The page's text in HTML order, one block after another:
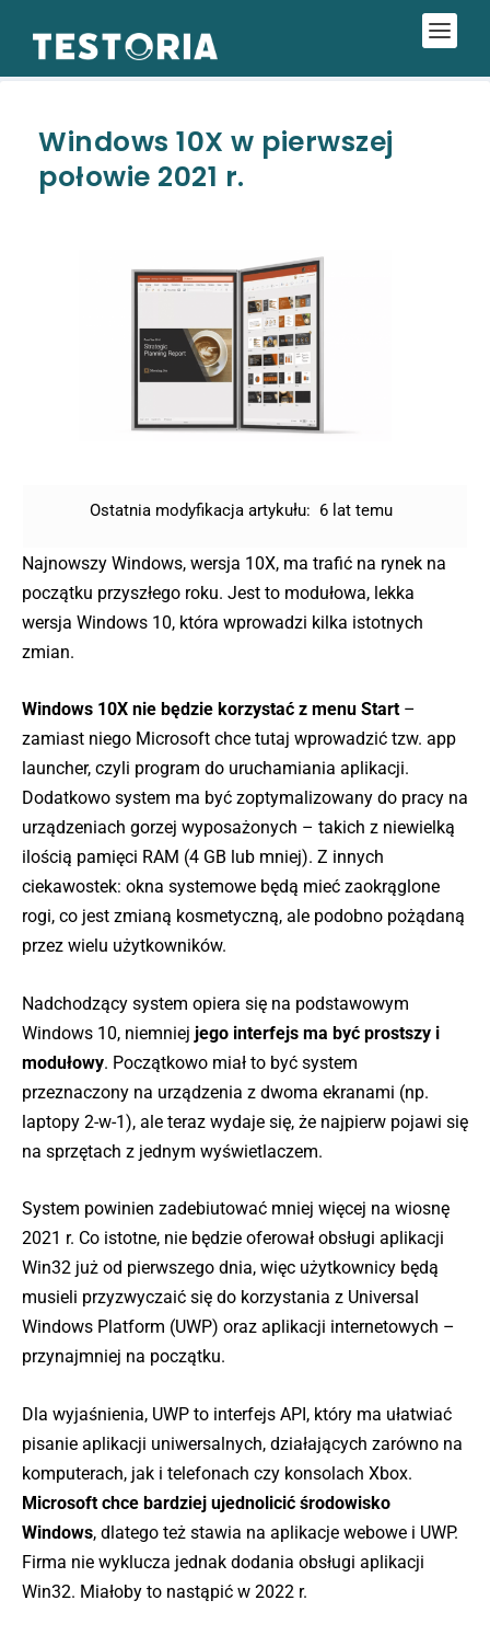
Windows 10X w pierwszej
połowie 2021 r.
Ostatnia modyfikacja artykułu: 6 lat temu
Najnowszy Windows, wersja 10X, ma trafić na rynek na
początku przyszłego roku. Jest to modułowa, lekka
wersja Windows 10, która wprowadzi kilka istotnych
zmian.
Windows 10X nie będzie korzystać z menu Start–
zamiast niego Microsoft chce tutaj wprowadzić tzw. app
launcher, czyli program do uruchamiania aplikacji.
Dodatkowo system ma być zoptymalizowany do pracy na
urządzeniach gorzej wyposażonych – takich z niewielką
ilością pamięci RAM (4 GB lub mniej). Z innych
ciekawostek: okna systemowe będą mieć zaokrąglone
rogi, co jest zmianą kosmetyczną, ale podobno pożądaną
przez wielu użytkowników.
Nadchodzący system opiera się na podstawowym
Windows 10, niemniej jego interfejs ma być prostszy i
modułowy. Początkowo miał to być system
przeznaczony na urządzenia z dwoma ekranami (np.
laptopy 2-w-1), ale teraz wydaje się, że najpierw pojawi się
na sprzętach z jednym wyświetlaczem.
System powinien zadebiutować mniej więcej na wiosnę
2021 r. Co istotne, nie będzie oferował obsługi aplikacji
Win32 już od pierwszego dnia, więc użytkownicy będą
musieli przyzwyczaić się do korzystania z Universal
Windows Platform (UWP) oraz aplikacji internetowych –
przynajmniej na początku.
Dla wyjaśnienia, UWP to interfejs API, który ma ułatwiać
pisanie aplikacji uniwersalnych, działających zarówno na
komputerach, jak i telefonach czy konsolach Xbox.
Microsoft chce bardziej ujednolicić środowisko
Windows, dlatego też stawia na aplikacje webowe i UWP.
Firma nie wyklucza jednak dodania obsługi aplikacji
Win32. Miałoby to nastąpić w 2022 r.